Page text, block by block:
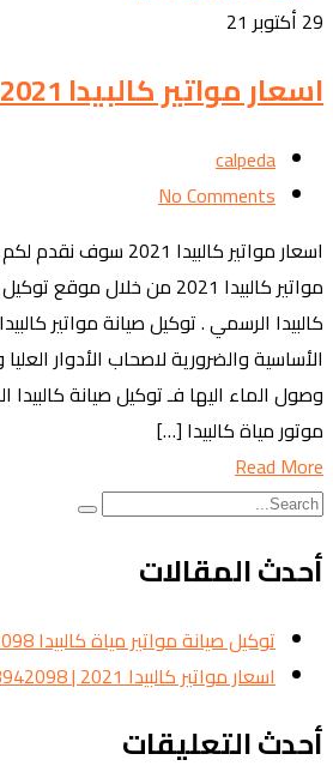
29 أكتوبر 21
اسعار مواتير كالبيدا 2021 | 01093942098
calpeda
No Comments
اسعار مواتير كالبيدا
مواتير كالبيدا 2021 من
كالبيدا الرسمي . توكيل صيانة مواتير
الأساسية والضرورية لاصحاب الأدوار
وصول الماء اليها فـ توكيل صيانة
موتور مياة كالبيدا […]
Read More
أحدث المقالات
توكيل صيانة مواتير مياة كالبيدا 01093942098
اسعار مواتير كالبيدا 2021 | 01093942098
أحدث التعليقات